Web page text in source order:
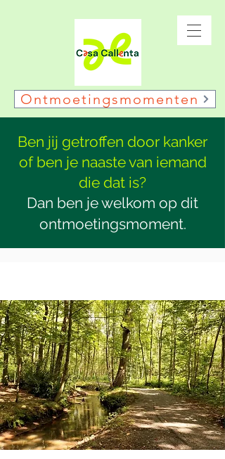
Ontmoetingsmomenten
Ben jij getroffen door kanker
of ben je naaste van iemand
die dat is?
Dan ben je welkom op dit
ontmoetingsmoment.